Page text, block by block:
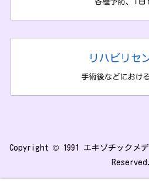
Copyright © 1991 エキゾチックメ
Reserved.